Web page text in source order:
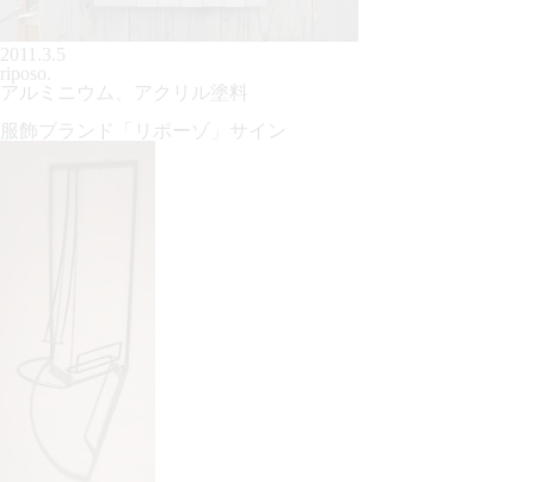
2011.3.5
riposo.
アルミニウム、アクリル塗料
服飾ブランド「リポーゾ」サイン